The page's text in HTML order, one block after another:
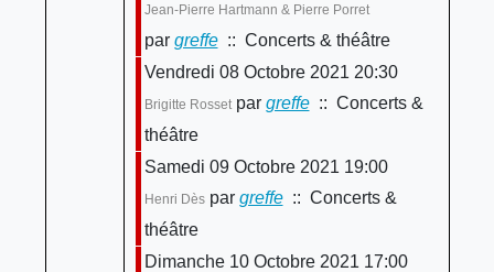
Jean-Pierre Hartmann & Pierre Porret
par greffe:: Concerts & théâtre
Vendredi 08 Octobre 2021 20:30
Brigitte Rossetpar greffe:: Concerts &
théâtre
Samedi 09 Octobre 2021 19:00
Henri Dèspar greffe:: Concerts &
théâtre
Dimanche 10 Octobre 2021 17:00